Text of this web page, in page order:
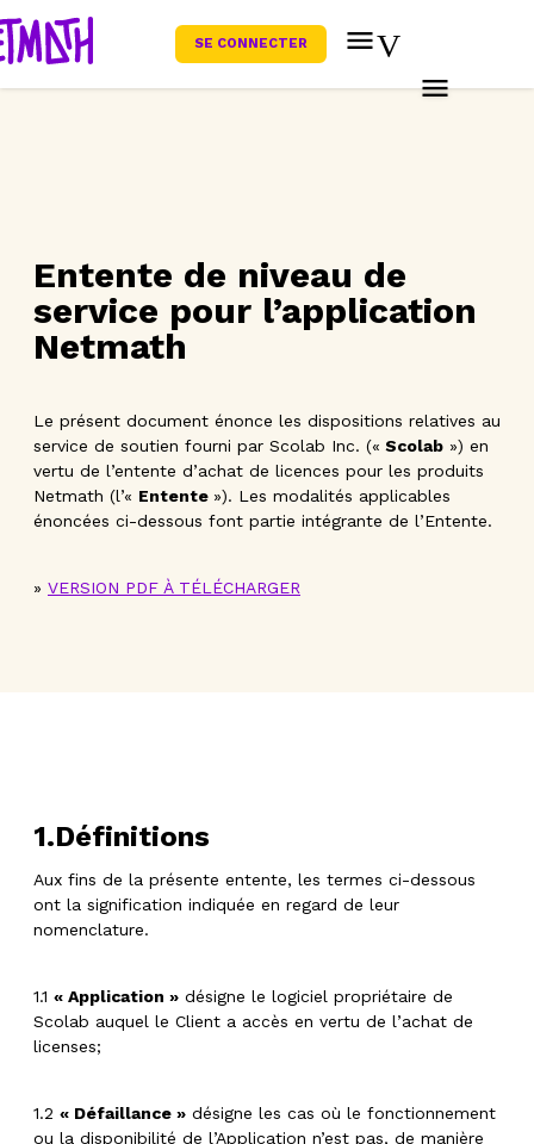
SE CONNECTER
Entente de niveau de
service pour l’application
Netmath
Le présent document énonce les dispositions relatives au
service de soutien fourni par Scolab Inc. (« Scolab ») en
vertu de l’entente d’achat de licences pour les produits
Netmath (l’« Entente »). Les modalités applicables
énoncées ci-dessous font partie intégrante de l’Entente.
» VERSION PDF À TÉLÉCHARGER
1.Définitions
Aux fins de la présente entente, les termes ci-dessous
ont la signification indiquée en regard de leur
nomenclature.
1.1 « Application » désigne le logiciel propriétaire de
Scolab auquel le Client a accès en vertu de l’achat de
licenses;
1.2 « Défaillance » désigne les cas où le fonctionnement
ou la disponibilité de l’Application n’est pas, de manière